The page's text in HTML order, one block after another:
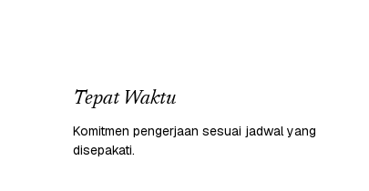
Tepat Waktu
Komitmen pengerjaan sesuai jadwal yang
disepakati.